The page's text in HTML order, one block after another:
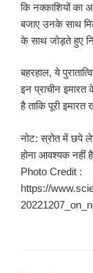
कि नक्काशियों का
बजाए उनके साथ
के साथ जोड़ते हुए
बहरहाल, ये
इन प्राचीन
है ताकि पूरी
नोट: स्रोत में छपे
होना आवश्यक नहीं
Photo Credit :
https://